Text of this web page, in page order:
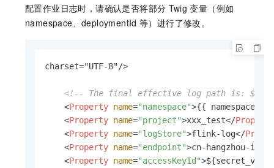
配置作业日志时，请确认是否将部分 Twig 变量（例如
namespace、deploymentId 等）进行了修改。
charset="UTF-8"/>
<!-- The final effective log path is:
<Property name="namespace">{{ namespace }}
<Property name="project">xxx_test</Property
<Property name="logStore">flink-log</
<Property name="endpoint">cn-hangzhou-
<Property name="accessKeyId">